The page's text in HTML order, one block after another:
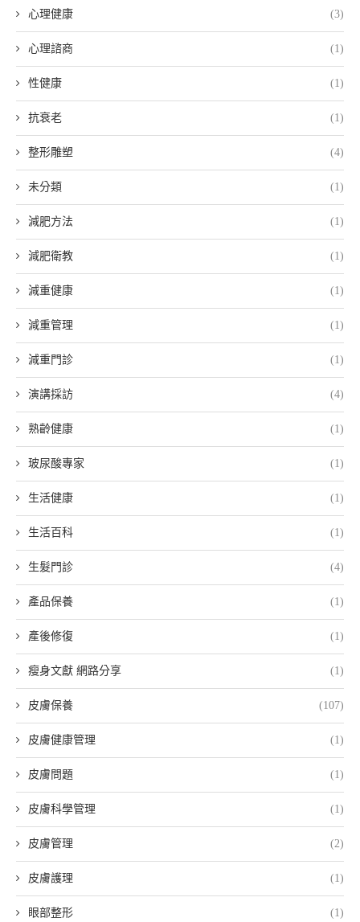
心理健康 (3)
心理諮商 (1)
性健康 (1)
抗衰老 (1)
整形雕塑 (4)
未分類 (1)
減肥方法 (1)
減肥衛教 (1)
減重健康 (1)
減重管理 (1)
減重門診 (1)
演講採訪 (4)
熟齡健康 (1)
玻尿酸專家 (1)
生活健康 (1)
生活百科 (1)
生髮門診 (4)
產品保養 (1)
產後修復 (1)
瘦身文獻 網路分享 (1)
皮膚保養 (107)
皮膚健康管理 (1)
皮膚問題 (1)
皮膚科學管理 (1)
皮膚管理 (2)
皮膚護理 (1)
眼部整形 (1)